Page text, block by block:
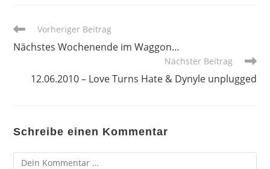
Weitere
ansehen
Vorheriger Beitrag
Nächstes Wochenende im Waggon…
Nächster Beitrag
12.06.2010 – Love Turns Hate & Dynyle unplugged
Schreibe einen Kommentar
Kommentar